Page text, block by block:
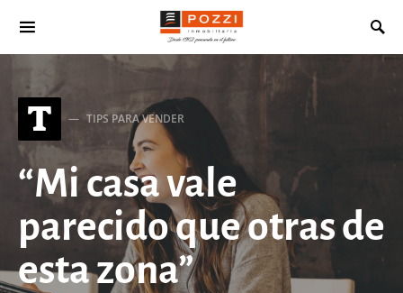
Search for:
T TIPS PARA VENDER
“Mi casa vale
parecido que otras de
esta zona”